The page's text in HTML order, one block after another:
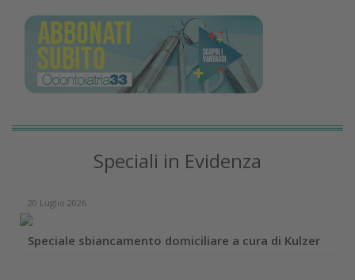
Speciali in Evidenza
20 Luglio 2026
Speciale sbiancamento domiciliare a cura di Kulzer